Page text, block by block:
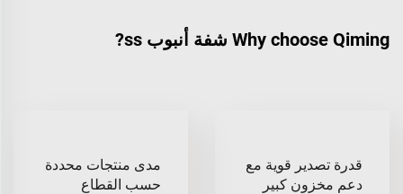
Why choose Qiming شفة أنبوب ss?
قدرة تصدير قوية مع
دعم مخزون كبير
مدى منتجات محددة
حسب القطاع